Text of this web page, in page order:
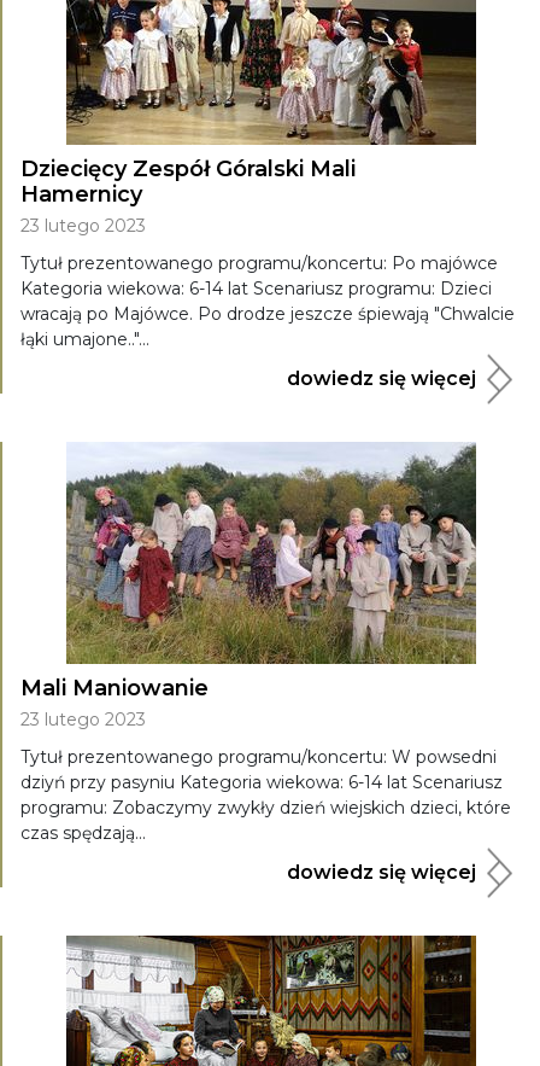
Dziecięcy Zespół Góralski Mali
Hamernicy
23 lutego 2023
Tytuł prezentowanego programu/koncertu: Po majówce
Kategoria wiekowa: 6-14 lat Scenariusz programu: Dzieci
wracają po Majówce. Po drodze jeszcze śpiewają "Chwalcie
łąki umajone.."...
dowiedz się więcej
Mali Maniowanie
23 lutego 2023
Tytuł prezentowanego programu/koncertu: W powsedni
dziyń przy pasyniu Kategoria wiekowa: 6-14 lat Scenariusz
programu: Zobaczymy zwykły dzień wiejskich dzieci, które
czas spędzają...
dowiedz się więcej